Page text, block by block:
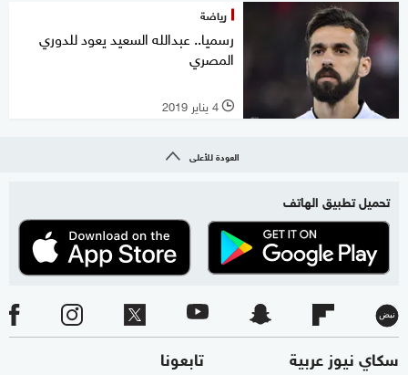
رياضة
رسميا.. عبدالله السعيد يعود للدوري
المصري
l 4 يناير 2019
العودة للأعلى
تحميل تطبيق الهاتف
سكاي نيوز عربية تابعونا